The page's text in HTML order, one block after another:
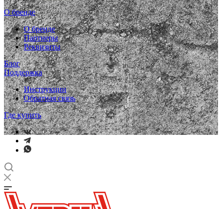
О бренде
О бренде
Партнеры
Реквизиты
Блог
Поддержка
Инструкции
Обратная связь
Где купить